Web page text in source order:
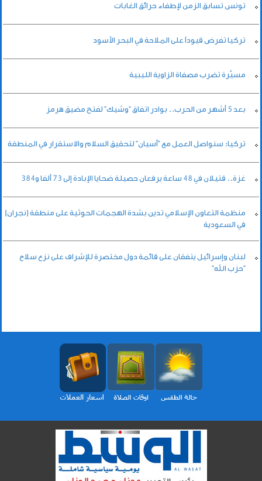
تونس تسابق الزمن لإطفاء حرائق الغابات
تركيا تفرض قيوداً على الملاحة في البحر الأسود
مسيَّرة تضرب مصفاة الزاوية الليبية
بعد 5 أشهر من الحرب.. بوادر اتفاق "وشيك" لفتح مضيق هرمز
تركيا: سنواصل العمل مع "آسيان" لتحقيق السلام والاستقرار في المنطقة
غزة.. قتيلان في 48 ساعة يرفعان حصيلة ضحايا الإبادة إلى 73 ألفا و384
منظمة التعاون الإسلامي تدين بشدة الهجمات الحوثية على منطقة (نجران)
في السعودية
لبنان وإسرائيل يتفقان على قائمة دول مختصرة للإشراف على نزع سلاح
"حزب الله"